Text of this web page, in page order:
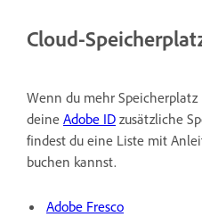
Cloud-
Wenn du mehr
deine Adobe ID zusätzliche
findest du eine Liste mit
buchen kannst.
Adobe Fresco